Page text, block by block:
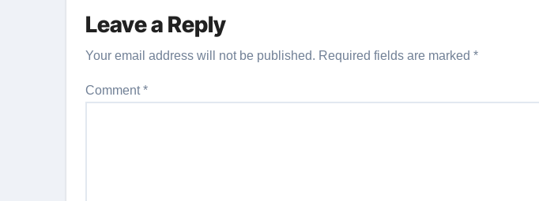
Leave a Reply
Your email address will not be published. Required fields are marked *
Comment*